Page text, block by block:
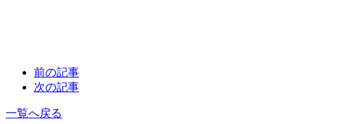
前の記事
次の記事
一覧へ戻る